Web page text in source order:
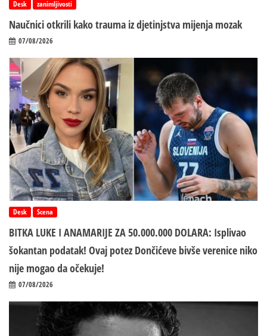
Desk zanimljivosti
Naučnici otkrili kako trauma iz d‌jetinjstva mijenja mozak
07/08/2026
Desk Scena
BITKA LUKE I ANAMARIJE ZA 50.000.000 DOLARA: Isplivao
šokantan podatak! Ovaj potez Dončićeve bivše verenice niko
nije mogao da očekuje!
07/08/2026